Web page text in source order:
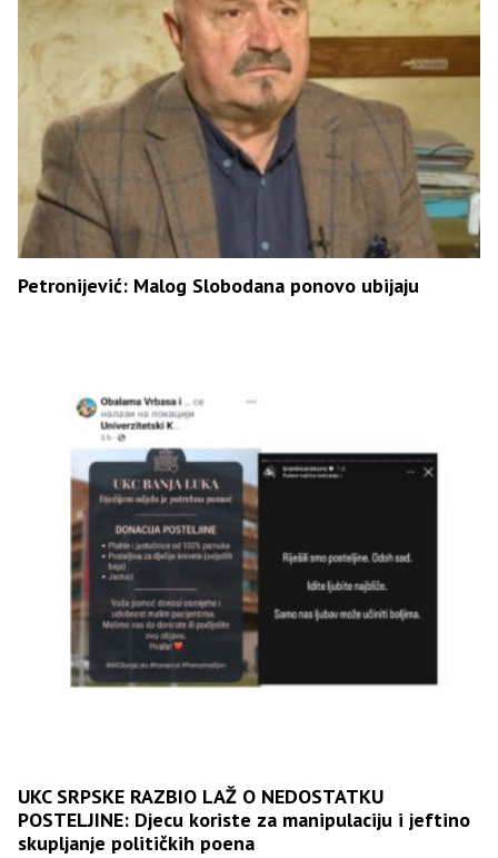
Petronijević: Malog Slobodana ponovo ubijaju
UKC SRPSKE RAZBIO LAŽ O NEDOSTATKU
POSTELJINE: Djecu koriste za manipulaciju i jeftino
skupljanje političkih poena